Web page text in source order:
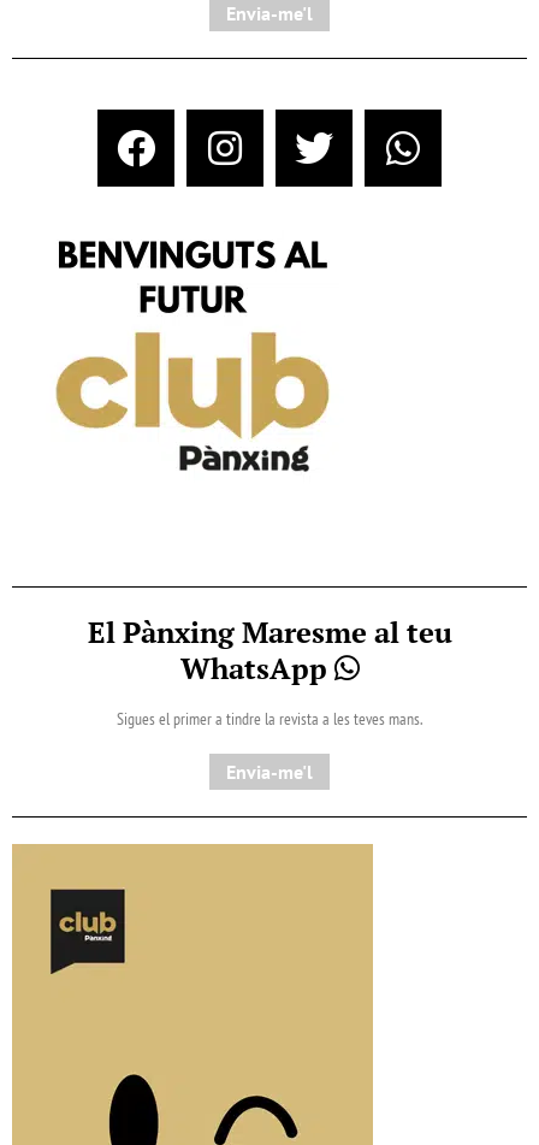
Envia-me'l
El Pànxing Maresme al teu
WhatsApp
Sigues el primer a tindre la revista a les teves mans.
Envia-me'l